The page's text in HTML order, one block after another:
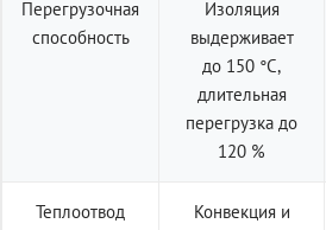
Перегрузочная
способность
Изоляция
выдерживает
до 150 °C,
длительная
перегрузка до
120 %
Теплоотвод
Конвекция и